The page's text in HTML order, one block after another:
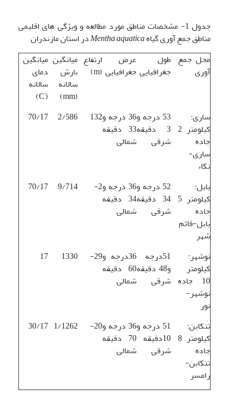
جدول 1- مشخصات مناطق مورد مطالعه و ویژگی های اقلیمی
مناطق جمع آوری گیاهMentha aquaticaدر استان مازندران
محل جمع
آوری
طول
جغرافیایی
عرض
جغرافیایی
ارتفاع
(m)
میانگین
بارش
سالانه
(mm)
میانگین
دمای
سالانه
(
°
C)
ساری:
کیلومتر 2
جاده
ساری-
نکاء
53 درجه و
3 دقیقه
شرقی
36 درجه و
33 دقیقه
شمالی
132
2/586
70/17
بابل:
کیلومتر 5
جاده
بابل-قائم
شهر
52 درجه و
34 دقیقه
شرقی
36 درجه و
34 دقیقه
شمالی
2-
9/714
70/17
نوشهر:
کیلومتر
10 جاده
نوشهر-
نور
51درجه
و48 دقیقه
شرقی
36درجه و
60 دقیقه
شمالی
29-
1330
17
تنکابن:
کیلومتر 8
جاده
تنکابن-
رامسر
51 درجه و
10دقیقه
شرقی
36 درجه و
70 دقیقه
شمالی
20-
1/1262
30/17